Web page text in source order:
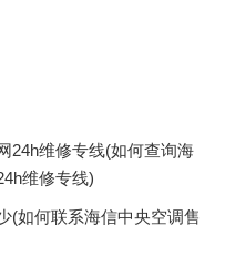
24h维修专线(如何查询海
维修专线)
(如何联系海信中央空调售